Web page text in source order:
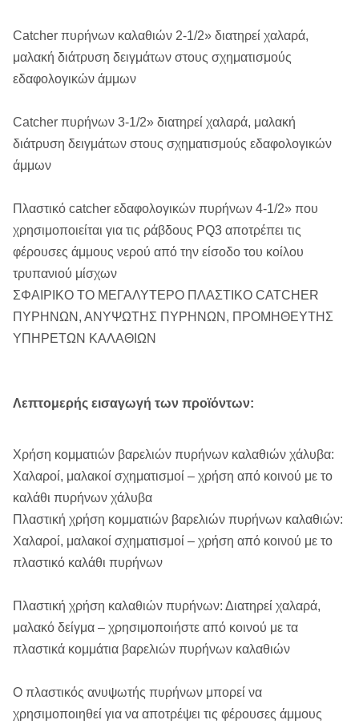
Catcher πυρήνων καλαθιών 2-1/2» διατηρεί χαλαρά,
μαλακή διάτρυση δειγμάτων στους σχηματισμούς
εδαφολογικών άμμων
Catcher πυρήνων 3-1/2» διατηρεί χαλαρά, μαλακή
διάτρυση δειγμάτων στους σχηματισμούς εδαφολογικών
άμμων
Πλαστικό catcher εδαφολογικών πυρήνων 4-1/2» που
χρησιμοποιείται για τις ράβδους PQ3 αποτρέπει τις
φέρουσες άμμους νερού από την είσοδο του κοίλου
τρυπανιού μίσχων
ΣΦΑΙΡΙΚΟ ΤΟ ΜΕΓΑΛΥΤΕΡΟ ΠΛΑΣΤΙΚΟ CATCHER
ΠΥΡΗΝΩΝ, ΑΝΥΨΩΤΗΣ ΠΥΡΗΝΩΝ, ΠΡΟΜΗΘΕΥΤΗΣ
ΥΠΗΡΕΤΩΝ ΚΑΛΑΘΙΩΝ
Λεπτομερής εισαγωγή των προϊόντων:
Χρήση κομματιών βαρελιών πυρήνων καλαθιών χάλυβα:
Χαλαροί, μαλακοί σχηματισμοί – χρήση από κοινού με το
καλάθι πυρήνων χάλυβα
Πλαστική χρήση κομματιών βαρελιών πυρήνων καλαθιών:
Χαλαροί, μαλακοί σχηματισμοί – χρήση από κοινού με το
πλαστικό καλάθι πυρήνων
Πλαστική χρήση καλαθιών πυρήνων: Διατηρεί χαλαρά,
μαλακό δείγμα – χρησιμοποιήστε από κοινού με τα
πλαστικά κομμάτια βαρελιών πυρήνων καλαθιών
Ο πλαστικός ανυψωτής πυρήνων μπορεί να
χρησιμοποιηθεί για να αποτρέψει τις φέρουσες άμμους